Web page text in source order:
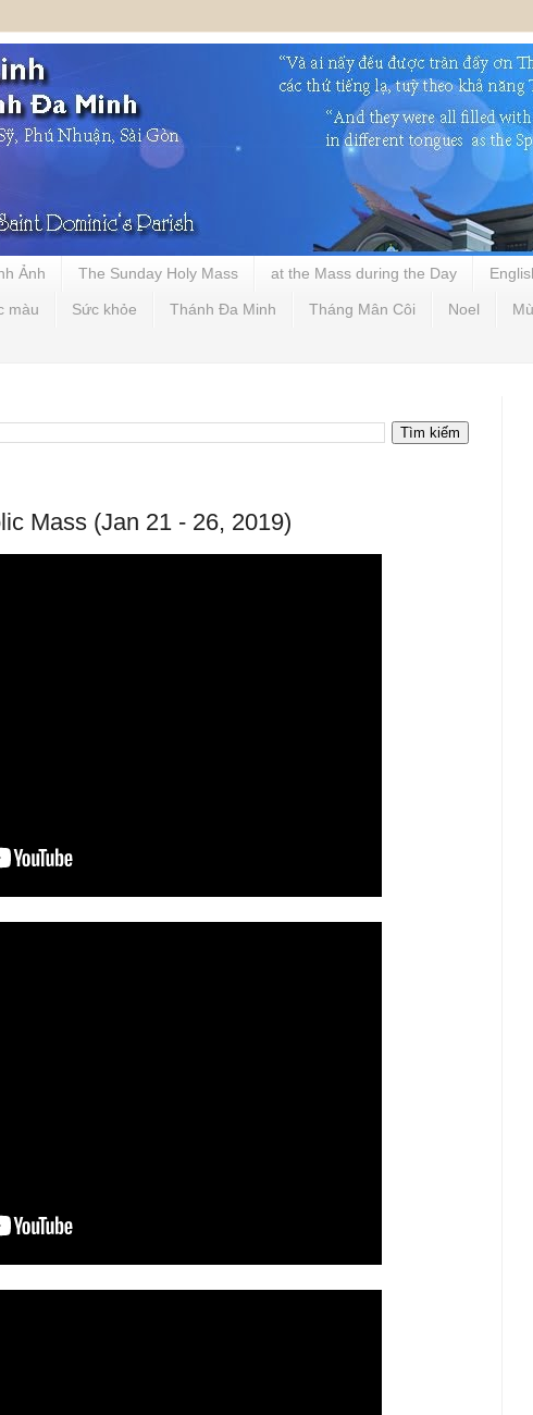
Ảnh The Sunday Holy Mass at the Mass during the Day
màu Sức khỏe Thánh Đa Minh Tháng Mân Côi Noel
Mass (Jan 21 - 26, 2019)